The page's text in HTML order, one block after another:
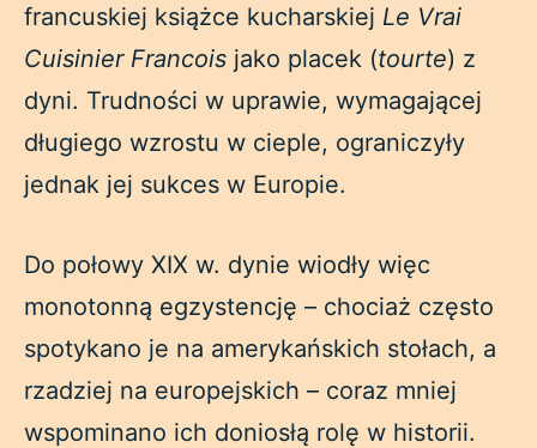
francuskiej książce kucharskiej Le Vrai
Cuisinier Francois jako placek (tourte) z
dyni. Trudności w uprawie, wymagającej
długiego wzrostu w cieple, ograniczyły
jednak jej sukces w Europie.
Do połowy XIX w. dynie wiodły więc
monotonną egzystencję – chociaż często
spotykano je na amerykańskich stołach, a
rzadziej na europejskich – coraz mniej
wspominano ich doniosłą rolę w historii.